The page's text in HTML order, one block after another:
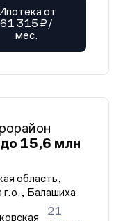
от
61 315 ₽/
мес.
15,6 млн
область,
г.о., Балашиха
21